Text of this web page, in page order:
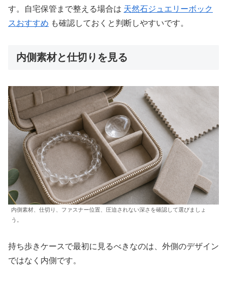
す。自宅保管まで整える場合は 天然石ジュエリーボック
スおすすめ も確認しておくと判断しやすいです。
内側素材と仕切りを見る
内側素材、仕切り、ファスナー位置、圧迫されない深さを確認して選びましょ
う。
持ち歩きケースで最初に見るべきなのは、外側のデザイン
ではなく内側です。